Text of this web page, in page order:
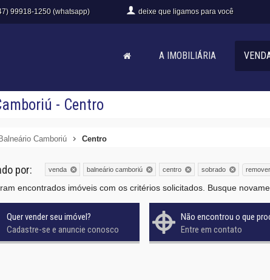
99918-1250 (whatsapp) deixe que ligamos para você
A IMOBILIÁRIA
- Centro
Balneário Camboriú Centro
por: venda balneário camboriú centro sobrado
encontrados imóveis com os critérios solicitados. Busque
Quer vender seu imóvel?
Cadastre-se e anuncie conosco
Não encontrou o que
Entre em contato